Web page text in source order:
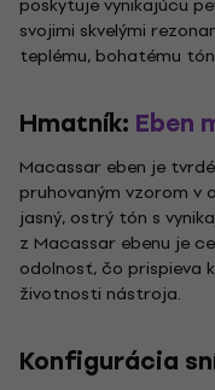
svojimi skvelými
teplému, bohatému
Hmatník: Eben
Macassar eben je
pruhovaným vzorom v
jasný, ostrý tón s
z Macassar ebenu je
odolnosť, čo prispieva
životnosti nástroja.
Konfigurácia